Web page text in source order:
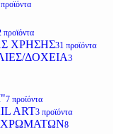
προϊόντα
ΧΡΗΣΗΣ31 προϊόντα
ΔΟΧΕΙΑ3
7 προϊόντα
ART3 προϊόντα
ΧΡΩΜΑΤΩΝ8